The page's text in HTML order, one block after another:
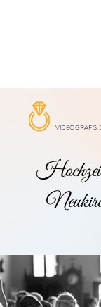
VIDEOGRAF S.